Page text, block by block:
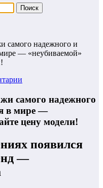
самого надежного и
— «неубиваемой»
самого надежного
в мире —
цену модели!
появился
—